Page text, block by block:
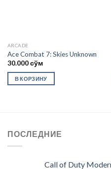
ARCADE
Ace Combat 7: Skies Unknown
30.000сўм
В КОРЗИНУ
ПОСЛЕДНИЕ
Call of Duty